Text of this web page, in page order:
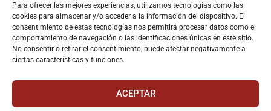
Para ofrecer las mejores experiencias, utilizamos tecnologías como las
cookies para almacenar y/o acceder a la información del dispositivo. El
consentimiento de estas tecnologías nos permitirá procesar datos como el
comportamiento de navegación o las identificaciones únicas en este sitio.
No consentir o retirar el consentimiento, puede afectar negativamente a
ciertas características y funciones.
ACEPTAR
Reproductor
de
vídeo